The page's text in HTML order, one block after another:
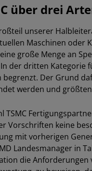
über drei
unserer
Maschinen oder
große Menge an
In der dritten Kategorie
begrenzt. Der Grund
werden und
TSMC
Vorschriften keine
mit vorherigen
Landesmanager in
die Anforderungen